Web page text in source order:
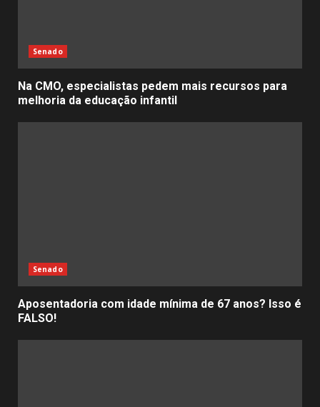
Senado
Na CMO, especialistas pedem mais recursos para
melhoria da educação infantil
Senado
Aposentadoria com idade mínima de 67 anos? Isso é
FALSO!